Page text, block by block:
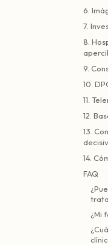
6.
7.
8.
9.
10.
11.
12.
13.
14.
FAQ
¿Mi